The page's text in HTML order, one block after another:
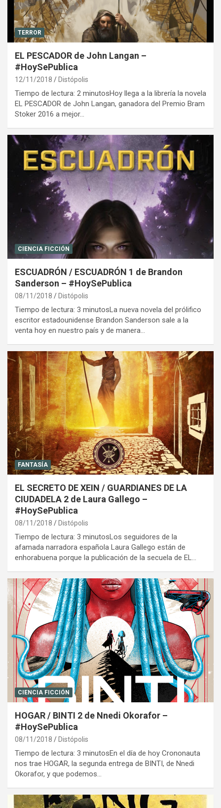
TERROR
EL PESCADOR de John Langan –
#HoySePublica
12/11/2018 Distópolis
Tiempo de lectura: 2 minutosHoy llega a la librería la novela
EL PESCADOR de John Langan, ganadora del Premio Bram
Stoker 2016 a mejor…
CIENCIA FICCIÓN
ESCUADRÓN / ESCUADRÓN 1 de Brandon
Sanderson – #HoySePublica
08/11/2018 Distópolis
Tiempo de lectura: 3 minutosLa nueva novela del prólifico
escritor estadounidense Brandon Sanderson sale a la
venta hoy en nuestro país y de manera…
FANTASÍA
EL SECRETO DE XEIN / GUARDIANES DE LA
CIUDADELA 2 de Laura Gallego –
#HoySePublica
08/11/2018 Distópolis
Tiempo de lectura: 3 minutosLos seguidores de la
afamada narradora española Laura Gallego están de
enhorabuena porque la publicación de la secuela de EL…
CIENCIA FICCIÓN
HOGAR / BINTI 2 de Nnedi Okorafor –
#HoySePublica
08/11/2018 Distópolis
Tiempo de lectura: 3 minutosEn el día de hoy Crononauta
nos trae HOGAR, la segunda entrega de BINTI, de Nnedi
Okorafor, y que podemos…